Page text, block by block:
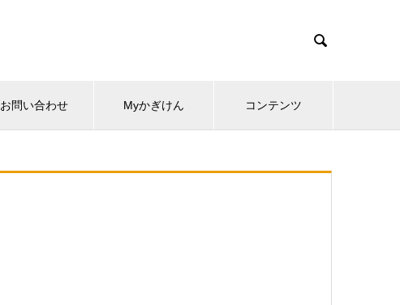

お問い合わせ Myかぎけん コンテンツ